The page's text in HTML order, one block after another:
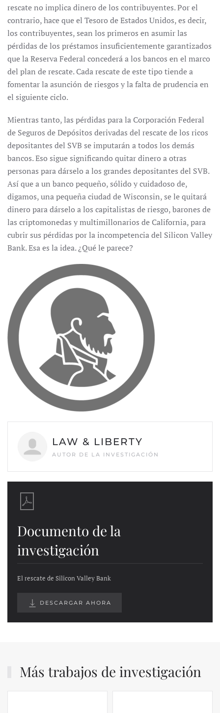
rescate no implica dinero de los contribuyentes. Por el
contrario, hace que el Tesoro de Estados Unidos, es decir,
los contribuyentes, sean los primeros en asumir las
pérdidas de los préstamos insuficientemente garantizados
que la Reserva Federal concederá a los bancos en el marco
del plan de rescate. Cada rescate de este tipo tiende a
fomentar la asunción de riesgos y la falta de prudencia en
el siguiente ciclo.
Mientras tanto, las pérdidas para la Corporación Federal
de Seguros de Depósitos derivadas del rescate de los ricos
depositantes del SVB se imputarán a todos los demás
bancos. Eso sigue significando quitar dinero a otras
personas para dárselo a los grandes depositantes del SVB.
Así que a un banco pequeño, sólido y cuidadoso de,
digamos, una pequeña ciudad de Wisconsin, se le quitará
dinero para dárselo a los capitalistas de riesgo, barones de
las criptomonedas y multimillonarios de California, para
cubrir sus pérdidas por la incompetencia del Silicon Valley
Bank. Esa es la idea. ¿Qué le parece?
LAW & LIBERTY
AUTOR DE LA INVESTIGACIÓN
Documento de la
investigación
El rescate de Silicon Valley Bank
DESCARGAR AHORA
Más trabajos de investigación